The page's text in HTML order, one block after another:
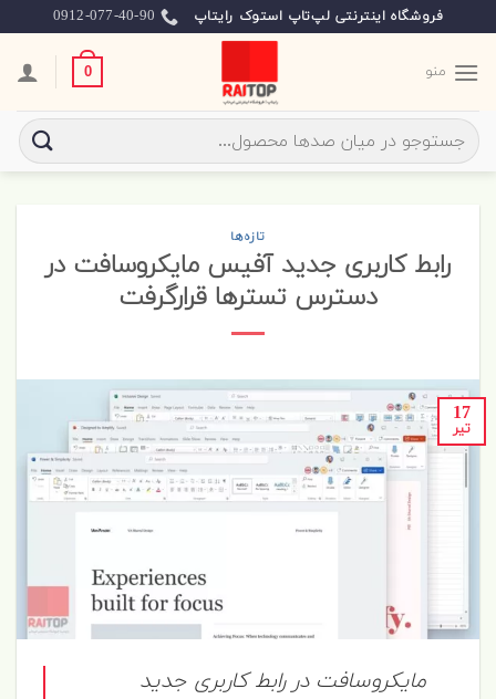
to
content
فروشگاه اینترنتی لپ‌تاپ استوک رایتاپ 0912-077-40-90
منو 0
جستجو
برای:
تازه‌ها
رابط کاربری جدید آفیس مایکروسافت در
دسترس تسترها قرارگرفت
17
تیر
مایکروسافت در رابط کاربری جدید